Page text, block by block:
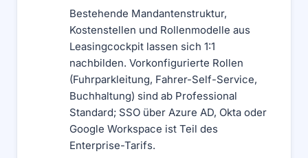
Bestehende Mandantenstruktur,
Kostenstellen und Rollenmodelle aus
Leasingcockpit lassen sich 1:1
nachbilden. Vorkonfigurierte Rollen
(Fuhrparkleitung, Fahrer-Self-Service,
Buchhaltung) sind ab Professional
Standard; SSO über Azure AD, Okta oder
Google Workspace ist Teil des
Enterprise-Tarifs.